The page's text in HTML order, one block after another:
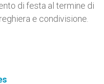
di festa al termine di
e condivisione.